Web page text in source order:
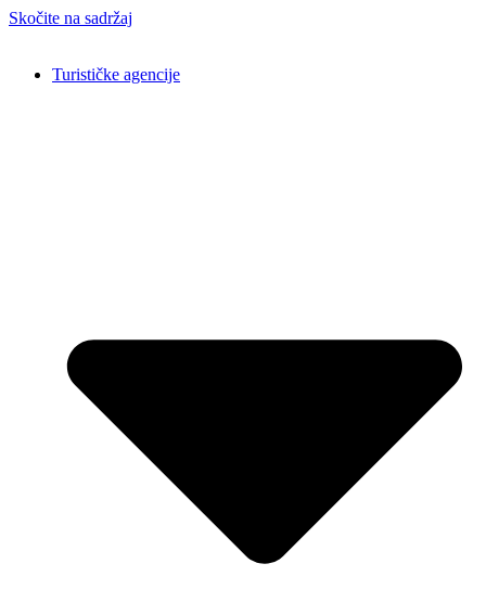
Skočite na sadržaj
Turističke agencije